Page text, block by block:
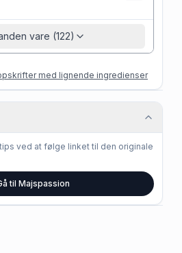
vare (122)
med lignende ingredienser
ved at følge linket til den originale
til Majspassion